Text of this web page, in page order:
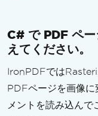
C# で PDF ペー
えてください。
IronPDFでは
PDFページを画像
メントを読み込んで